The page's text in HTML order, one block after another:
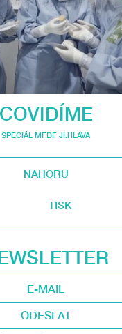
COVIDÍME
SPECIÁL MFDF JI.HLAVA
NAHORU
TISK
ODESLAT